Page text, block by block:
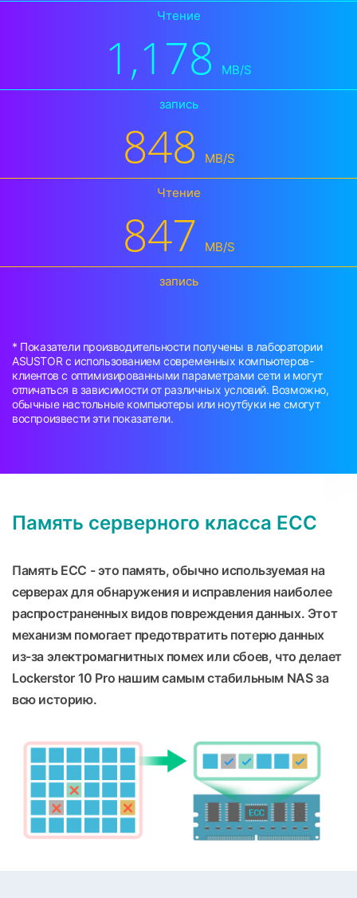
Чтение
1,178 MB/S
запись
848 MB/S
Чтение
847 MB/S
запись
* Показатели производительности получены в лаборатории
ASUSTOR с использованием современных компьютеров-
клиентов с оптимизированными параметрами сети и могут
отличаться в зависимости от различных условий. Возможно,
обычные настольные компьютеры или ноутбуки не смогут
воспроизвести эти показатели.
Память серверного класса ECC
Память ECC - это память, обычно используемая на
серверах для обнаружения и исправления наиболее
распространенных видов повреждения данных. Этот
механизм помогает предотвратить потерю данных
из-за электромагнитных помех или сбоев, что делает
Lockerstor 10 Pro нашим самым стабильным NAS за
всю историю.